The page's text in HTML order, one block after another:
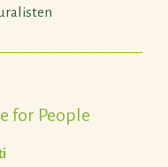
for People